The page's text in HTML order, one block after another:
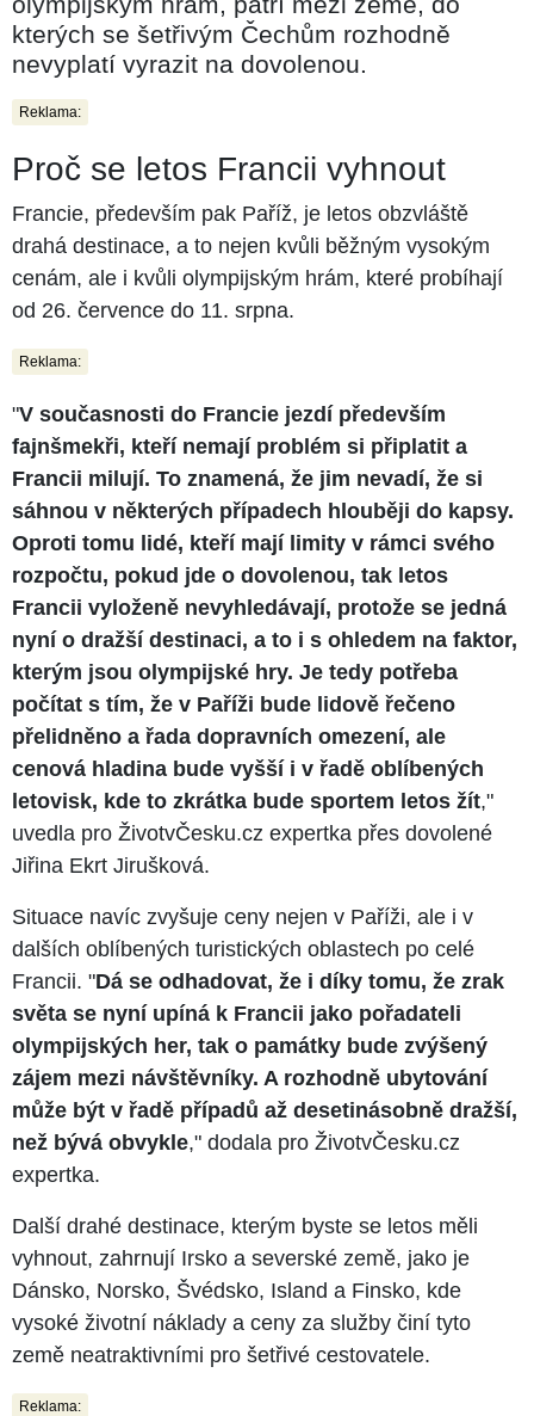
kterých se šetřivým Čechům rozhodně
nevyplatí vyrazit na dovolenou.
Reklama:
Proč se letos Francii vyhnout
Francie, především pak Paříž, je letos obzvláště
drahá destinace, a to nejen kvůli běžným vysokým
cenám, ale i kvůli olympijským hrám, které probíhají
od 26. července do 11. srpna.
Reklama:
"V současnosti do Francie jezdí především
fajnšmekři, kteří nemají problém si připlatit a
Francii milují. To znamená, že jim nevadí, že si
sáhnou v některých případech hlouběji do kapsy.
Oproti tomu lidé, kteří mají limity v rámci svého
rozpočtu, pokud jde o dovolenou, tak letos
Francii vyloženě nevyhledávají, protože se jedná
nyní o dražší destinaci, a to i s ohledem na faktor,
kterým jsou olympijské hry. Je tedy potřeba
počítat s tím, že v Paříži bude lidově řečeno
přelidněno a řada dopravních omezení, ale
cenová hladina bude vyšší i v řadě oblíbených
letovisk, kde to zkrátka bude sportem letos žít,"
uvedla pro ŽivotvČesku.cz expertka přes dovolené
Jiřina Ekrt Jirušková.
Situace navíc zvyšuje ceny nejen v Paříži, ale i v
dalších oblíbených turistických oblastech po celé
Francii. "Dá se odhadovat, že i díky tomu, že zrak
světa se nyní upíná k Francii jako pořadateli
olympijských her, tak o památky bude zvýšený
zájem mezi návštěvníky. A rozhodně ubytování
může být v řadě případů až desetinásobně dražší,
než bývá obvykle," dodala pro ŽivotvČesku.cz
expertka.
Další drahé destinace, kterým byste se letos měli
vyhnout, zahrnují Irsko a severské země, jako je
Dánsko, Norsko, Švédsko, Island a Finsko, kde
vysoké životní náklady a ceny za služby činí tyto
země neatraktivními pro šetřivé cestovatele.
Reklama: